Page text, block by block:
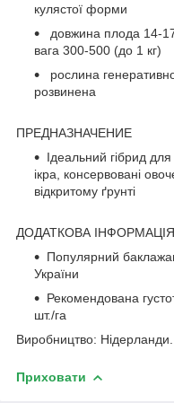
кулястої форми
довжина плода 14-
вага 300-500 (до 1 кг)
рослина
розвинена
ПРЕДНАЗНАЧЕНИЕ
Ідеальний гібрид
ікра, консервовані
відкритому ґрунті
ДОДАТКОВА ІНФОРМАЦІЯ
Популярний
України
Рекомендована
шт./га
Виробництво: Нідерланди.
Приховати